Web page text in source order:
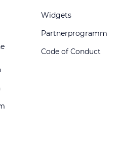
Widgets
Partnerprogramm
Code of Conduct